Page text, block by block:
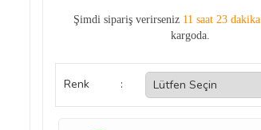
Şimdi sipariş verirseniz 11 saat 23 dakika
kargoda.
Renk :